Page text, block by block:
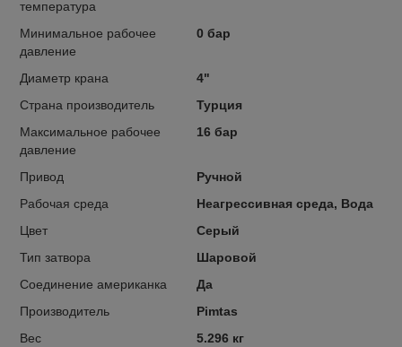
температура
Минимальное рабочее
давление
0 бар
Диаметр крана
4"
Страна производитель
Турция
Максимальное рабочее
давление
16 бар
Привод
Ручной
Рабочая среда
Неагрессивная среда, Вода
Цвет
Серый
Тип затвора
Шаровой
Соединение американка
Да
Производитель
Pimtas
Вес
5.296 кг